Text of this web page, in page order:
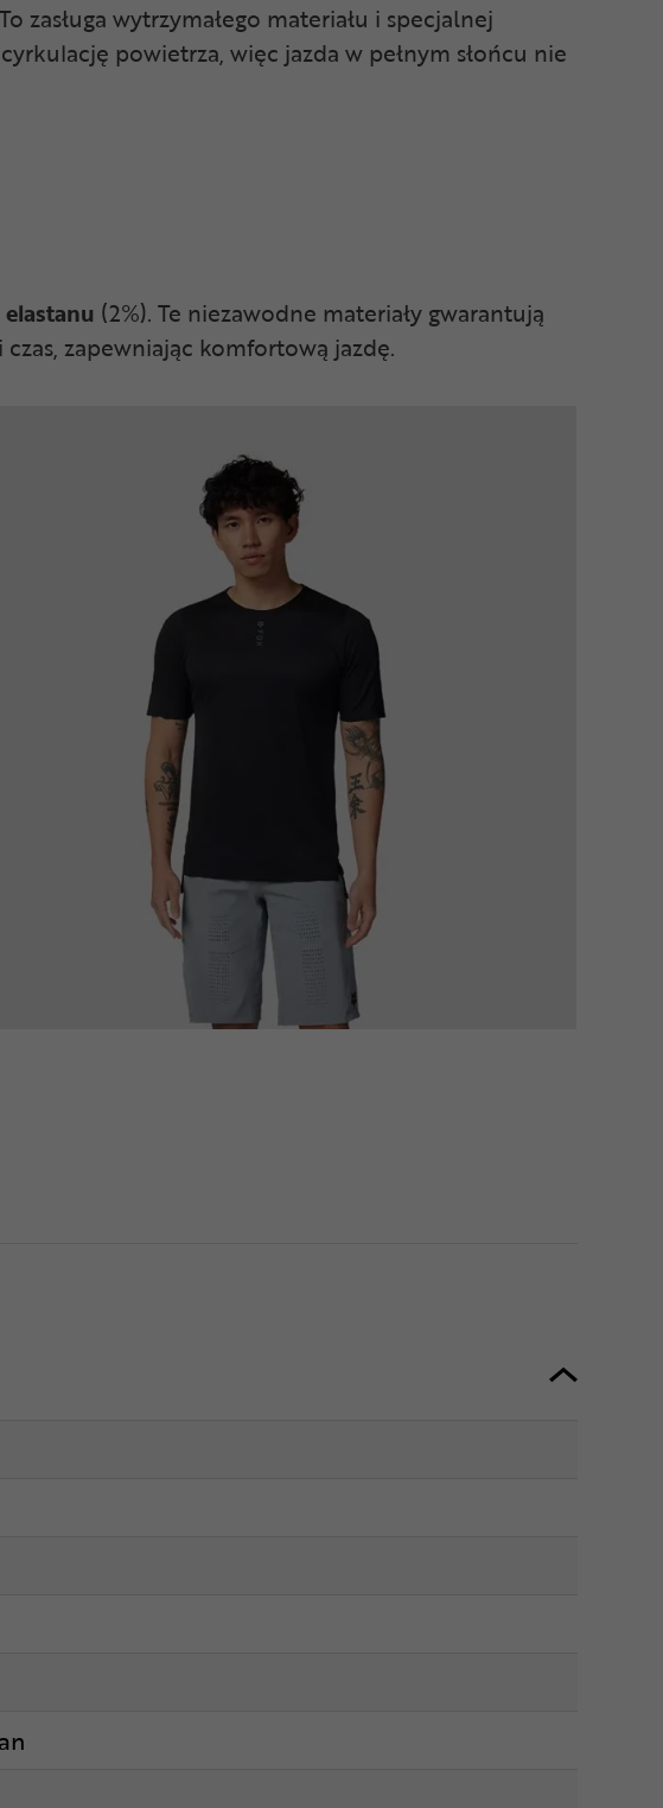
zasługa wytrzymałego materiału i specjalnej
powietrza, więc jazda w pełnym słońcu nie
elastanu (2%). Te niezawodne materiały gwarantują
zapewniając komfortową jazdę.